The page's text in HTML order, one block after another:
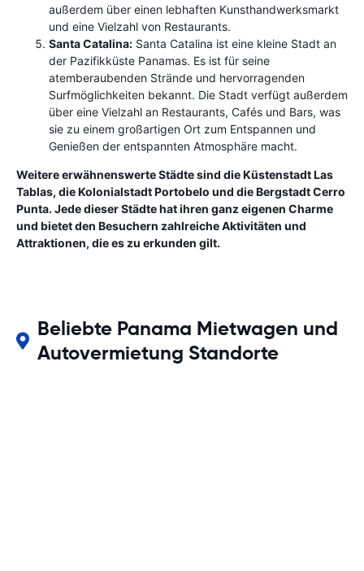
außerdem über einen lebhaften Kunsthandwerksmarkt
und eine Vielzahl von Restaurants.
Santa Catalina: Santa Catalina ist eine kleine Stadt an
der Pazifikküste Panamas. Es ist für seine
atemberaubenden Strände und hervorragenden
Surfmöglichkeiten bekannt. Die Stadt verfügt außerdem
über eine Vielzahl an Restaurants, Cafés und Bars, was
sie zu einem großartigen Ort zum Entspannen und
Genießen der entspannten Atmosphäre macht.
Weitere erwähnenswerte Städte sind die Küstenstadt Las
Tablas, die Kolonialstadt Portobelo und die Bergstadt Cerro
Punta. Jede dieser Städte hat ihren ganz eigenen Charme
und bietet den Besuchern zahlreiche Aktivitäten und
Attraktionen, die es zu erkunden gilt.
Beliebte Panama Mietwagen und
Autovermietung Standorte